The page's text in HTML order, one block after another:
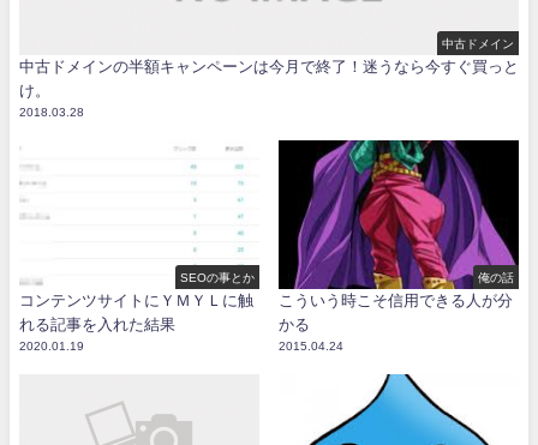
中古ドメイン
中古ドメインの半額キャンペーンは今月で終了！迷うなら今すぐ買っと
け。
2018.03.28
SEOの事とか
コンテンツサイトにＹＭＹＬに触
れる記事を入れた結果
2020.01.19
俺の話
こういう時こそ信用できる人が分
かる
2015.04.24